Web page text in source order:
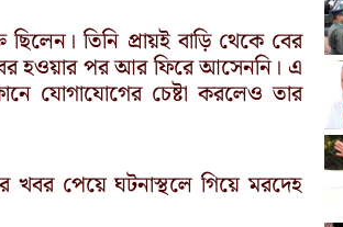
তিনি প্রায়ই বাড়ি থেকে বের
হওয়ার পর আর ফিরে আসেননি। এ
যোগাযোগের চেষ্টা করলেও তার
খবর পেয়ে ঘটনাস্থলে গিয়ে মরদেহ